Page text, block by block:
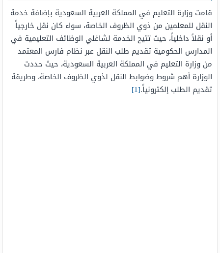
قامت وزارة التعليم في المملكة العربية السعودية بإضافة خدمة
النقل للمعلمين من ذوي الظروف الخاصة، سواء كان نقل خارجياً
أو نقلاً داخلياً، حيث تتيح الخدمة لشاغلي الوظائف التعليمية في
المدارس الحكومية تقديم طلب النقل عبر نظام فارس المعتمد
من وزارة التعليم في المملكة العربية السعودية، حيث حددت
الوزارة أهم شروط وضوابط النقل لذوي الظروف الخاصة، وطريقة
تقديم الطلب إلكترونياً.[1]